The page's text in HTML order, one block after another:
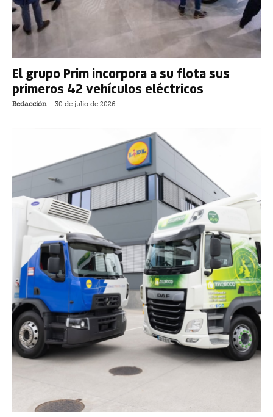
El grupo Prim incorpora a su flota sus
primeros 42 vehículos eléctricos
Redacción - 30 de julio de 2026